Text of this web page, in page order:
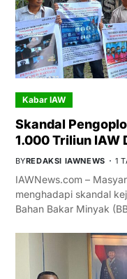
Kabar IAW
Skandal
1.000 Triliun IAW
BYREDAKSI IAWNEWS 1
IAWNews.com –
menghadapi skandal
Bahan Bakar Minyak